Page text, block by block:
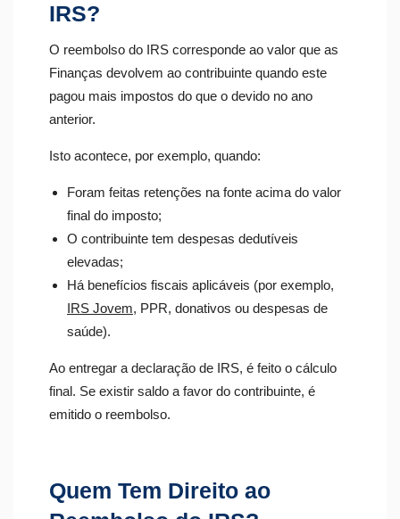
IRS?
O reembolso do IRS corresponde ao valor que as
Finanças devolvem ao contribuinte quando este
pagou mais impostos do que o devido no ano
anterior.
Isto acontece, por exemplo, quando:
Foram feitas retenções na fonte acima do valor
final do imposto;
O contribuinte tem despesas dedutíveis
elevadas;
Há benefícios fiscais aplicáveis (por exemplo,
IRS Jovem, PPR, donativos ou despesas de
saúde).
Ao entregar a declaração de IRS, é feito o cálculo
final. Se existir saldo a favor do contribuinte, é
emitido o reembolso.
Quem Tem Direito ao